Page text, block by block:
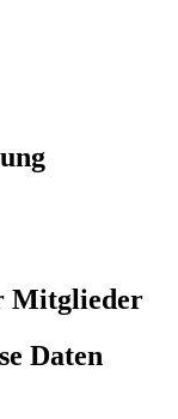
Mitglieder
Daten